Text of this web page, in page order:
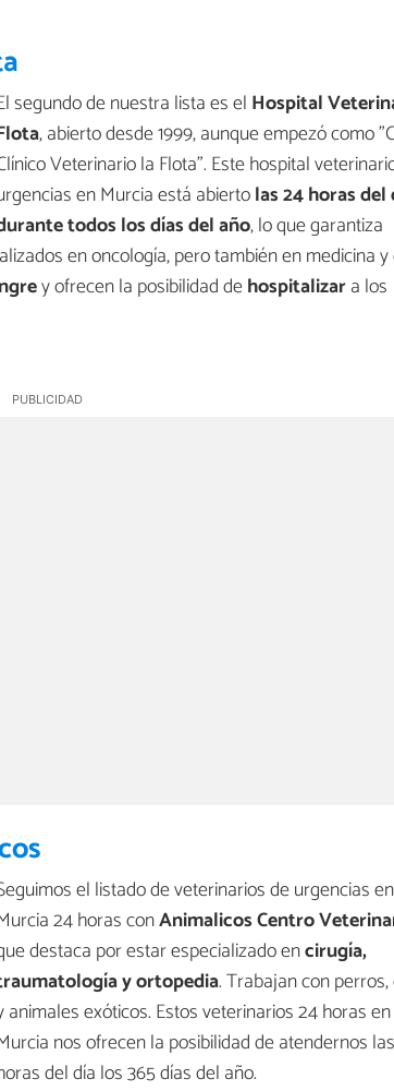
segundo de nuestra lista es el Hospital
, abierto desde 1999, aunque empezó como
Veterinario la Flota". Este hospital
en Murcia está abiertolas 24 horas del
todos los días del año, lo que garantiza
en oncología, pero también en medicina
y ofrecen la posibilidad dehospitalizara los
el listado de veterinarios de urgencias en
24 horas conAnimalicos Centro
destaca por estar especializado encirugía,
y ortopedia. Trabajan con
animales exóticos. Estos veterinarios 24 horas en
nos ofrecen la posibilidad de atendernos
del día los 365 días del año.